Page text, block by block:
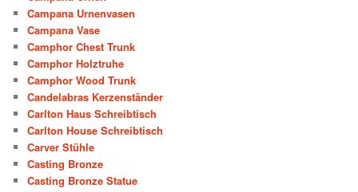
Campana Urnenvasen
Campana Vase
Camphor Chest Trunk
Camphor Holztruhe
Camphor Wood Trunk
Candelabras Kerzenständer
Carlton Haus Schreibtisch
Carlton House Schreibtisch
Carver Stühle
Casting Bronze
Casting Bronze Statue